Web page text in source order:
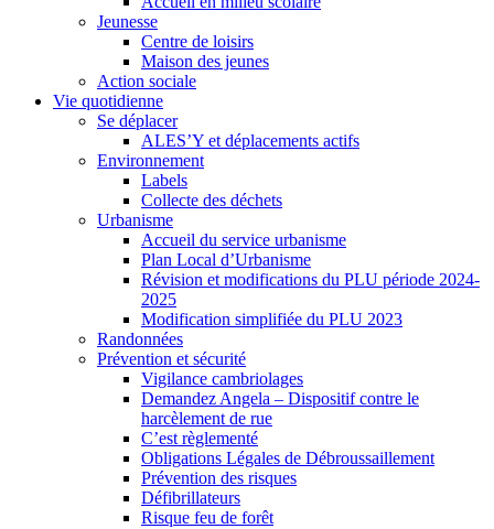
Jeunesse
Centre de loisirs
Maison des jeunes
Action sociale
Vie quotidienne
Se déplacer
ALES’Y et déplacements actifs
Environnement
Labels
Collecte des déchets
Urbanisme
Accueil du service urbanisme
Plan Local d’Urbanisme
Révision et modifications du PLU période 2024-
2025
Modification simplifiée du PLU 2023
Randonnées
Prévention et sécurité
Vigilance cambriolages
Demandez Angela – Dispositif contre le
harcèlement de rue
C’est règlementé
Obligations Légales de Débroussaillement
Prévention des risques
Défibrillateurs
Risque feu de forêt